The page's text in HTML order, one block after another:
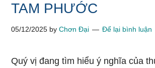
TAM PHƯỚC
05/12/2025 byChơn Đại Để lại bình luận
Quý vị đang tìm hiểu ý nghĩa của